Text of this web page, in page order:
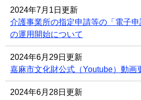
2024年7月1日更新
介護事業所の指定申請等の「電子申
の運用開始について
2024年6月29日更新
嘉麻市文化財公式（Youtube）動画
2024年6月28日更新